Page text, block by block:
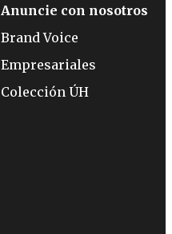
Anuncie con nosotros
Brand Voice
Empresariales
Colección ÚH